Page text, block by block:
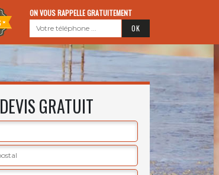
ON VOUS RAPPELLE GRATUITEMENT
DEVIS GRATUIT